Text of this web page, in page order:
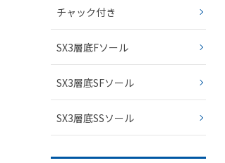
チャック付き
SX3層底Fソール
SX3層底SFソール
SX3層底SSソール